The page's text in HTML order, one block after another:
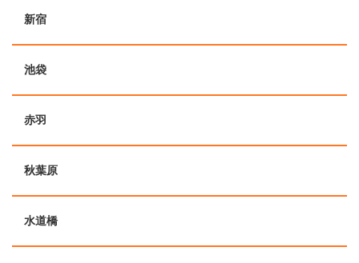
新宿
池袋
赤羽
秋葉原
水道橋